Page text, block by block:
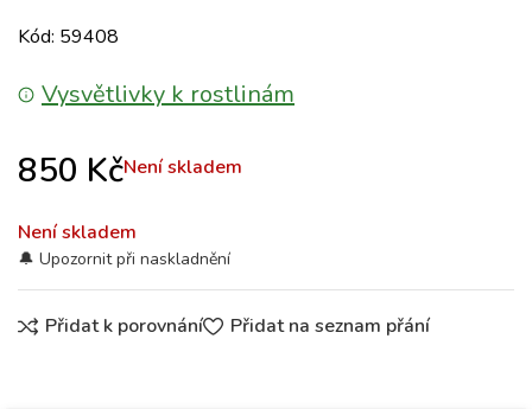
Kód: 59408
Vysvětlivky k rostlinám
850 KčNení skladem
Není skladem
Přidat k porovnání Přidat na seznam přání